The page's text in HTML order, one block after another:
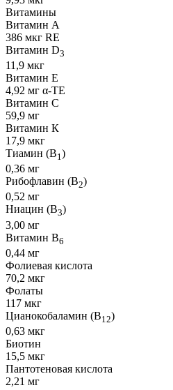
Витамины
Витамин А
386 мкг RE
Витамин D3
11,9 мкг
Витамин Е
4,92 мг α-ТЕ
Витамин С
59,9 мг
Витамин К
17,9 мкг
Тиамин (B1)
0,36 мг
Рибофлавин (B2)
0,52 мг
Ниацин (B3)
3,00 мг
Витамин B6
0,44 мг
Фолиевая кислота
70,2 мкг
Фолаты
117 мкг
Цианокобаламин (B12)
0,63 мкг
Биотин
15,5 мкг
Пантотеновая кислота
2,21 мг